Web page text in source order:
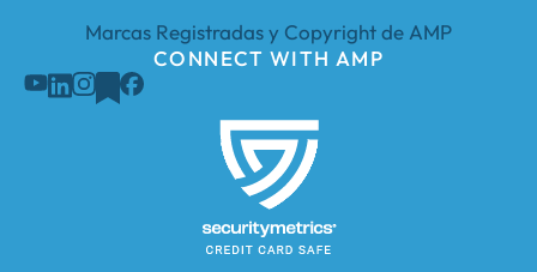
Marcas Registradas y Copyright de AMP
CONNECT WITH AMP